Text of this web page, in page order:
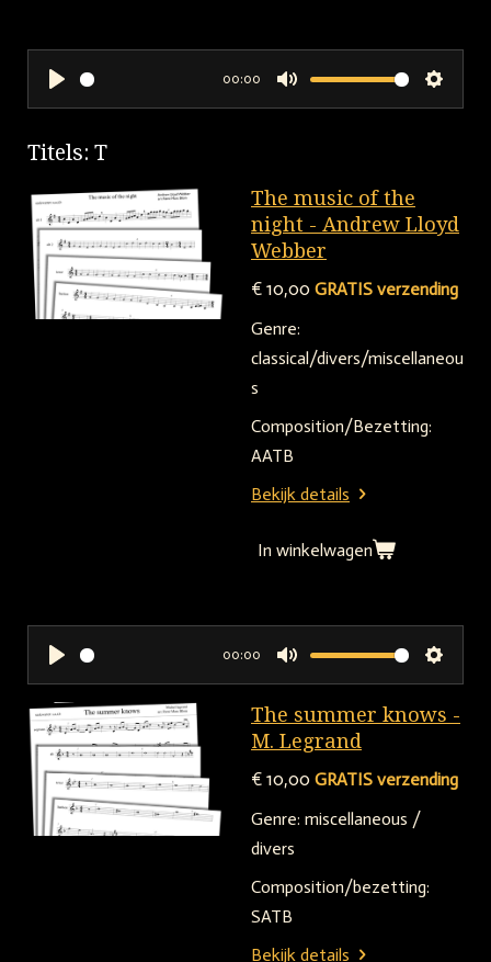
P
a
y
00:00
M
e
S
i
g
Titels: T
The music of the
night - Andrew Lloyd
Webber
€ 10,00 GRATIS verzending
Genre:
classical/divers/miscellaneou
s
Composition/Bezetting:
AATB
Bekijk details
In winkelwagen
P
l
a
y
00:00
M
u
t
S
e
t
The summer knows -
M. Legrand
€ 10,00 GRATIS verzending
Genre: miscellaneous /
divers
Composition/bezetting:
SATB
Bekijk details